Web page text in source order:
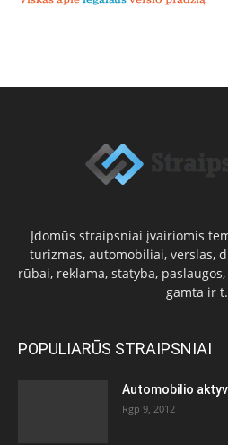
Įdomūs straipsniai įvairiomis
turizmas, automobiliai, verslas,
rūbai, reklama, statyba,
gamta ir
POPULIARŪS STRAIPSNIAI
Automobilio
Rgp 9, 2012